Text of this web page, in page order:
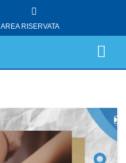
AREA RISERVATA